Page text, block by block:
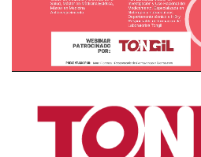
BELLEZA ENCAPSULADA: lo
Patrocina